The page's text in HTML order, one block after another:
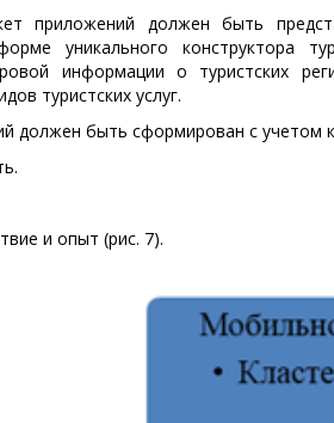
приложений должен быть
уникального конструктора
информации о туристских
туристских услуг.
должен быть сформирован с учетом
и опыт (рис. 7).